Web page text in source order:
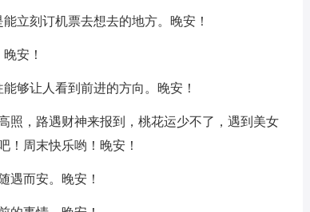
立刻订机票去想去的地方。晚安！
安！
够让人看到前进的方向。晚安！
照，路遇财神来报到，桃花运少不了，遇到美女
！周末快乐哟！晚安！
遇而安。晚安！